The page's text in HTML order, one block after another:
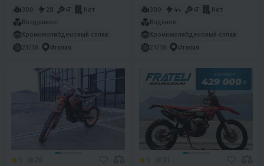
300 28 4T
Нет
Воздушное
Хромомолибденовый сплав
21/18
Италия
300 44 4T
Нет
Водяное
Хромомолибденовый сплав
21/18
Италия